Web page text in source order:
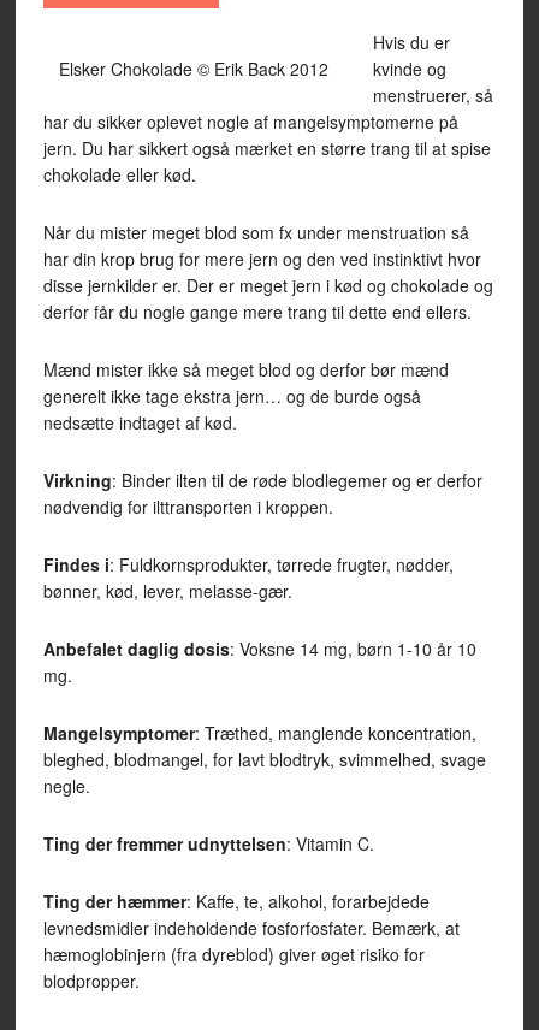
Elsker Chokolade © Erik Back 2012
Hvis du er
kvinde og
menstruerer, så
har du sikker oplevet nogle af mangelsymptomerne på
jern. Du har sikkert også mærket en større trang til at spise
chokolade eller kød.
Når du mister meget blod som fx under menstruation så
har din krop brug for mere jern og den ved instinktivt hvor
disse jernkilder er. Der er meget jern i kød og chokolade og
derfor får du nogle gange mere trang til dette end ellers.
Mænd mister ikke så meget blod og derfor bør mænd
generelt ikke tage ekstra jern… og de burde også
nedsætte indtaget af kød.
Virkning: Binder ilten til de røde blodlegemer og er derfor
nødvendig for ilttransporten i kroppen.
Findes i: Fuldkornsprodukter, tørrede frugter, nødder,
bønner, kød, lever, melasse-gær.
Anbefalet daglig dosis: Voksne 14 mg, børn 1-10 år 10
mg.
Mangelsymptomer: Træthed, manglende koncentration,
bleghed, blodmangel, for lavt blodtryk, svimmelhed, svage
negle.
Ting der fremmer udnyttelsen: Vitamin C.
Ting der hæmmer: Kaffe, te, alkohol, forarbejdede
levnedsmidler indeholdende fosforfosfater. Bemærk, at
hæmoglobinjern (fra dyreblod) giver øget risiko for
blodpropper.